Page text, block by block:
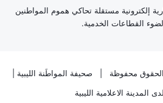
إلكترونية مستقلة تحاكي هموم المواطنين
القطاعات الخدمية.
صحيفة المواطَنة الليبية
المدينة الاعلامية الليبية